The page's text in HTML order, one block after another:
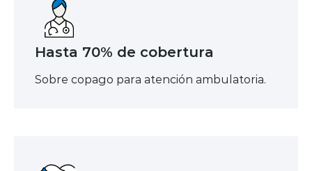
Hasta 70% de cobertura
Sobre copago para atención ambulatoria.